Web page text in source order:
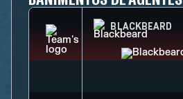
BLACKBEARD